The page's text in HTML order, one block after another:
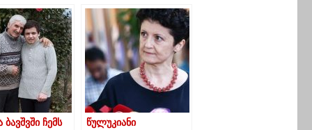
მაგალითი.
რომან
დღიური მაჩვენებელი
2.85%-მდე გაიზარდა
ბავშვში ჩემს
წულუკიანი